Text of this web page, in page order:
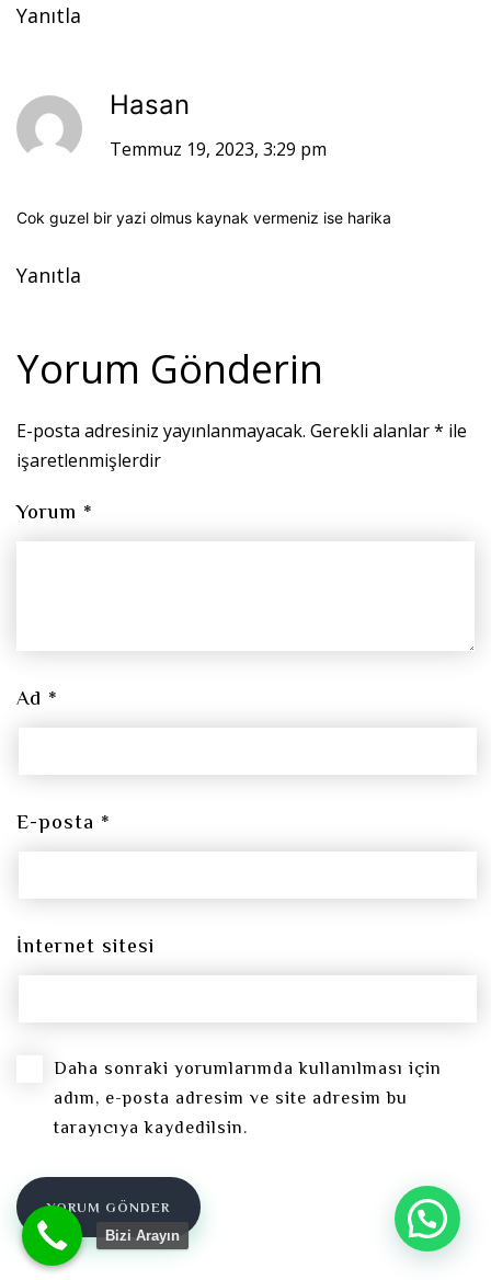
Yanıtla
Hasan
Temmuz 19, 2023, 3:29 pm
Cok guzel bir yazi olmus kaynak vermeniz ise harika
Yanıtla
Yorum Gönderin
E-posta adresiniz yayınlanmayacak. Gerekli alanlar* ile
işaretlenmişlerdir
Yorum *
Ad *
E-posta *
İnternet sitesi
Daha sonraki yorumlarımda kullanılması için
adım, e-posta adresim ve site adresim bu
tarayıcıya kaydedilsin.
Bizi Arayın
Yardıma mı ihtiyacınız var?